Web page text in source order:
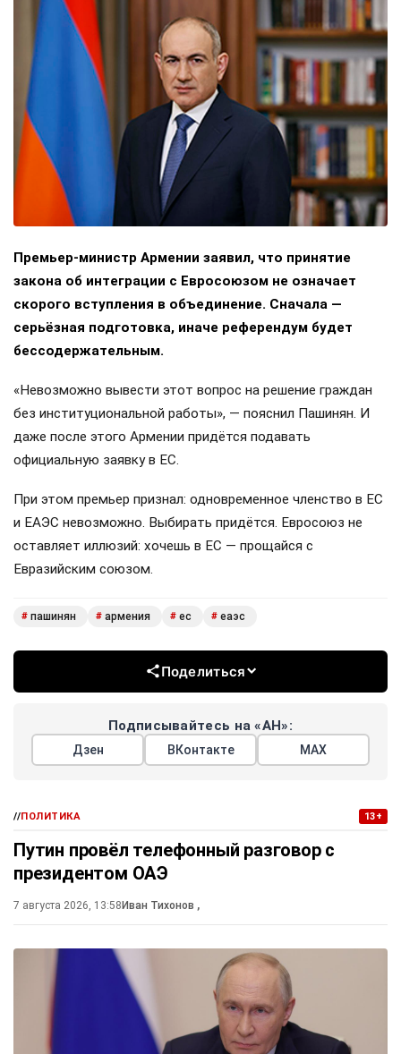
Премьер-министр Армении заявил, что принятие
закона об интеграции с Евросоюзом не означает
скорого вступления в объединение. Сначала —
серьёзная подготовка, иначе референдум будет
бессодержательным.
«Невозможно вывести этот вопрос на решение граждан
без институциональной работы», — пояснил Пашинян. И
даже после этого Армении придётся подавать
официальную заявку в ЕС.
При этом премьер признал: одновременное членство в ЕС
и ЕАЭС невозможно. Выбирать придётся. Евросоюз не
оставляет иллюзий: хочешь в ЕС — прощайся с
Евразийским союзом.
# пашинян # армения # ес # еаэс
Поделиться
Подписывайтесь на «АН»:
Дзен ВКонтакте МАХ
//ПОЛИТИКА 13+
Путин провёл телефонный разговор с
президентом ОАЭ
7 августа 2026, 13:58Иван Тихонов ,